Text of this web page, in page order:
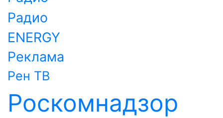
Радио
ENERGY
Реклама
Рен ТВ
Роскомнадзор